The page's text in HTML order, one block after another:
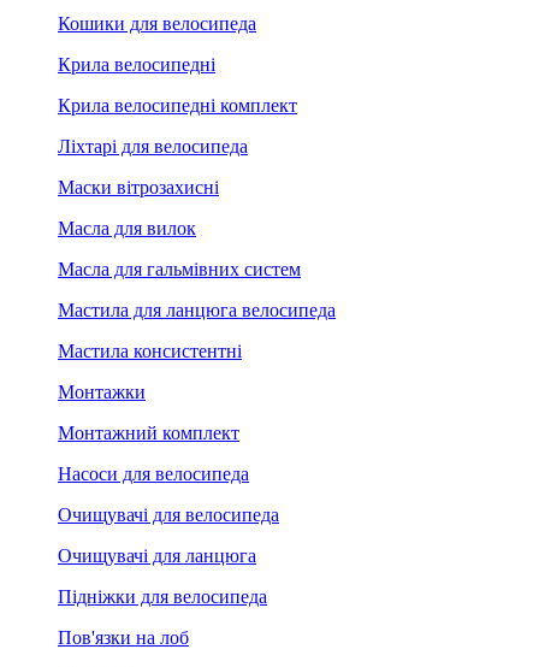
Кошики для велосипеда
Крила велосипедні
Крила велосипедні комплект
Ліхтарі для велосипеда
Маски вітрозахисні
Масла для вилок
Масла для гальмівних систем
Мастила для ланцюга велосипеда
Мастила консистентні
Монтажки
Монтажний комплект
Насоси для велосипеда
Очищувачі для велосипеда
Очищувачі для ланцюга
Підніжки для велосипеда
Пов'язки на лоб